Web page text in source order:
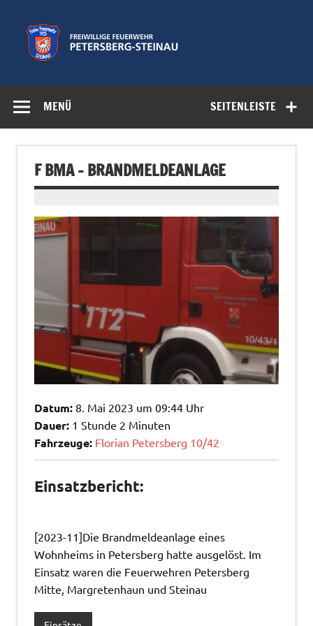
springen
Feuerwehr
Petersberg-
Steinau e.V.
SEITENLEISTE
MENÜ
F BMA – BRANDMELDEANLAGE
Datum: 8. Mai 2023 um 09:44 Uhr
Dauer: 1 Stunde 2 Minuten
Fahrzeuge: Florian Petersberg 10/42
Einsatzbericht:
[2023-11]Die Brandmeldeanlage eines
Wohnheims in Petersberg hatte ausgelöst. Im
Einsatz waren die Feuerwehren Petersberg
Mitte, Margretenhaun und Steinau